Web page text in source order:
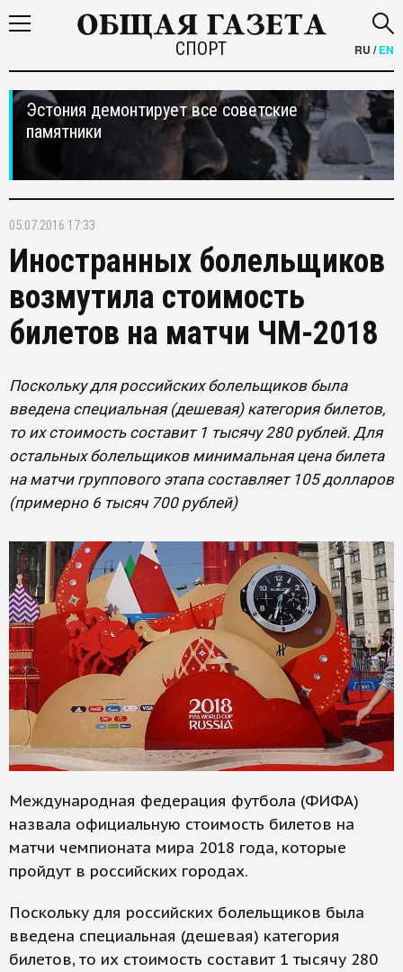
СПОРТ RU /EN
Эстония демонтирует все советские
памятники
05.07.2016 17:33
Иностранных болельщиков
возмутила стоимость
билетов на матчи ЧМ-2018
Поскольку для российских болельщиков была
введена специальная (дешевая) категория билетов,
то их стоимость составит 1 тысячу 280 рублей. Для
остальных болельщиков минимальная цена билета
на матчи группового этапа составляет 105 долларов
(примерно 6 тысяч 700 рублей)
Международная федерация футбола (ФИФА)
назвала официальную стоимость билетов на
матчи чемпионата мира 2018 года, которые
пройдут в российских городах.
Поскольку для российских болельщиков была
введена специальная (дешевая) категория
билетов, то их стоимость составит 1 тысячу 280